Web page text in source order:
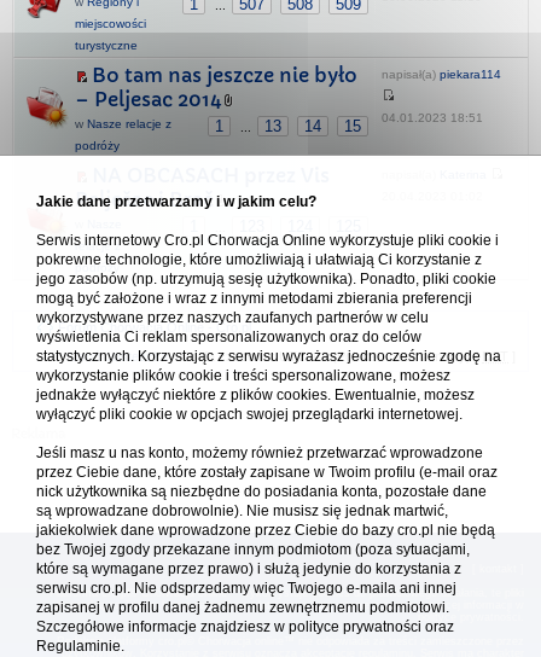
1 507 508 509
miejscowości
turystyczne
Bo tam nas jeszcze nie było
– Peljesac 2014
1 13 14 15
w Nasze relacje z
podróży
napisał(a) piekara114
04.01.2023 18:51
Pelješac i Brač
relacje z
podróży
Forum Chorwacja Online - Cro.pl
Usuń ciasteczka• Strefa czasowa: UTC + 1 (Polska - czas zimowy) [ DST
[reklama ] [
Platforma cro.pl© Chorwacja online™ wykorzystuje cookies do prawidłowego działania, te pliki
gromadzą na Twoim komputerze dane ułatwiające korzystanie z serwisu; więcej informacji w
Redakcja platformy cro.pl© Chorwacja online™ nie odpowiada za treści zamieszczone przez
użytkowników. Korzystanie z serwisu oznacza akceptację regulaminu. Serwis ma charakter
Jakie dane przetwarzamy i w jakim celu?
Serwis internetowy Cro.pl Chorwacja Online wykorzystuje pliki cookie i
pokrewne technologie, które umożliwiają i ułatwiają Ci korzystanie z
jego zasobów (np. utrzymują sesję użytkownika). Ponadto, pliki cookie
mogą być założone i wraz z innymi metodami zbierania preferencji
wykorzystywane przez naszych zaufanych partnerów w celu
wyświetlenia Ci reklam spersonalizowanych oraz do celów
statystycznych. Korzystając z serwisu wyrażasz jednocześnie zgodę na
wykorzystanie plików cookie i treści spersonalizowane, możesz
jednakże wyłączyć niektóre z plików cookies. Ewentualnie, możesz
wyłączyć pliki cookie w opcjach swojej przeglądarki internetowej.
Jeśli masz u nas konto, możemy również przetwarzać wprowadzone
przez Ciebie dane, które zostały zapisane w Twoim profilu (e-mail oraz
nick użytkownika są niezbędne do posiadania konta, pozostałe dane
są wprowadzane dobrowolnie). Nie musisz się jednak martwić,
jakiekolwiek dane wprowadzone przez Ciebie do bazy cro.pl nie będą
bez Twojej zgody przekazane innym podmiotom (poza sytuacjami,
które są wymagane przez prawo) i służą jedynie do korzystania z
serwisu cro.pl. Nie odsprzedamy więc Twojego e-maila ani innej
zapisanej w profilu danej żadnemu zewnętrznemu podmiotowi.
Szczegółowe informacje znajdziesz w polityce prywatności oraz
Regulaminie.